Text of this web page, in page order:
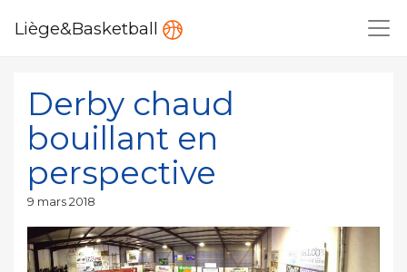
Liège&Basketball
Derby chaud
bouillant en
perspective
Publié
9 mars 2018